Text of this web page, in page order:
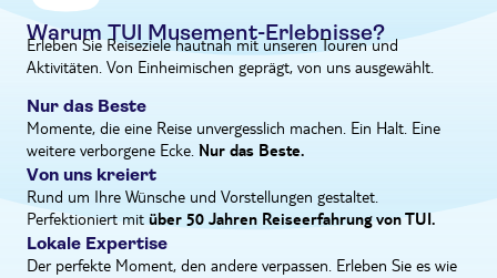
Eintritte inbegriffen
Geführte Tour
Digitale Buchungsbestätigung
Wheelchair access
Barrierefrei
Warum TUI Musement-Erlebnisse?
Erleben Sie Reiseziele hautnah mit unseren Touren und
Aktivitäten. Von Einheimischen geprägt, von uns ausgewählt.
Nur das Beste
Momente, die eine Reise unvergesslich machen. Ein Halt. Eine
weitere verborgene Ecke. Nur das Beste.
Von uns kreiert
Rund um Ihre Wünsche und Vorstellungen gestaltet.
Perfektioniert mit über 50 Jahren Reiseerfahrung von TUI.
Lokale Expertise
Der perfekte Moment, den andere verpassen. Erleben Sie es wie